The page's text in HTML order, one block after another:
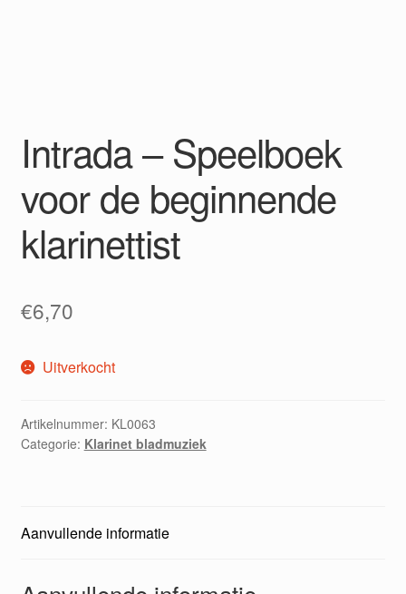
Intrada – Speelboek
voor de beginnende
klarinettist
€6,70
Uitverkocht
Artikelnummer: KL0063
Categorie: Klarinet bladmuziek
Aanvullende informatie